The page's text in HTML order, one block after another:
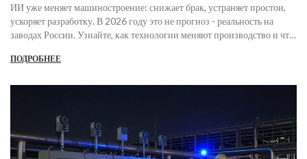
ИИ уже меняет машиностроение: снижает брак, устраняет простои,
ускоряет разработку. В 2026 году это не прогноз - реальность на
заводах России. Узнайте, как технологии меняют производство и что
ПОДРОБНЕЕ